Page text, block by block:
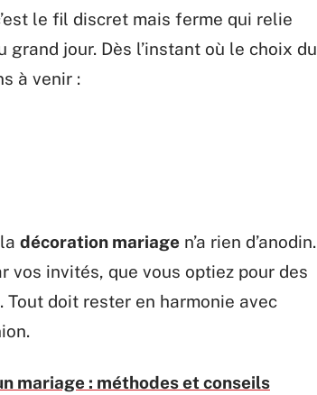
le fil discret mais ferme qui relie
jour. Dès l’instant où le choix du
à venir :
décoration mariage n’a rien d’anodin.
vos invités, que vous optiez pour des
doit rester en harmonie avec
mariage : méthodes et conseils